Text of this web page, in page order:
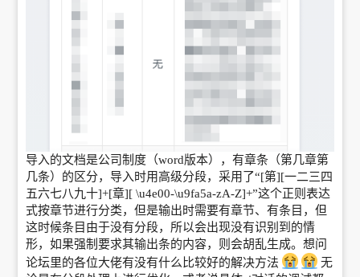
导入的文档是公司制度（word版本），有章条（第几章第
几条）的区分，导入时用高级分段，采用了“[第][一二三四
五六七八九十]+[章][ \u4e00-\u9fa5a-zA-Z]+”这个正则表达
式按章节进行分类，但是输出时需要有章节、有条目，但
这时候条目由于没有分段，所以会出现没有识别到的情
形，如果强制要求其输出条的内容，则会胡乱生成。想问
论坛里的各位大佬有没有什么比较好的解决方法
无